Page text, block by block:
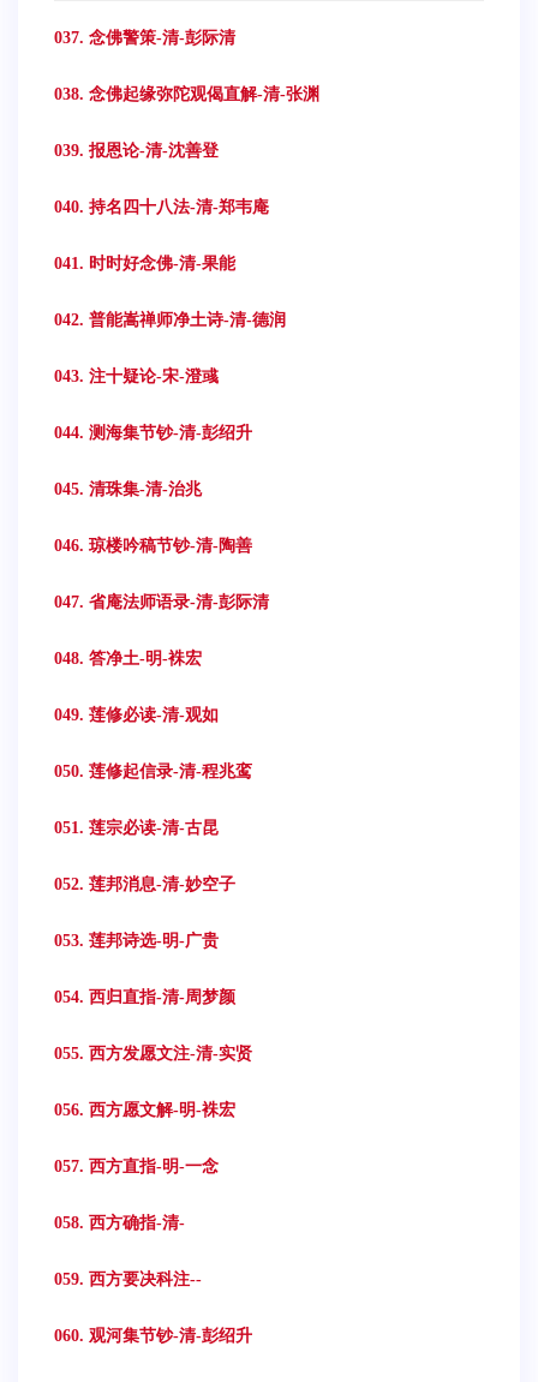
037. 念佛警策-清-彭际清
038. 念佛起缘弥陀观偈直解-清-张渊
039. 报恩论-清-沈善登
040. 持名四十八法-清-郑韦庵
041. 时时好念佛-清-果能
042. 普能嵩禅师净土诗-清-德润
043. 注十疑论-宋-澄彧
044. 测海集节钞-清-彭绍升
045. 清珠集-清-治兆
046. 琼楼吟稿节钞-清-陶善
047. 省庵法师语录-清-彭际清
048. 答净土-明-袾宏
049. 莲修必读-清-观如
050. 莲修起信录-清-程兆鸾
051. 莲宗必读-清-古昆
052. 莲邦消息-清-妙空子
053. 莲邦诗选-明-广贵
054. 西归直指-清-周梦颜
055. 西方发愿文注-清-实贤
056. 西方愿文解-明-袾宏
057. 西方直指-明-一念
058. 西方确指-清-
059. 西方要决科注--
060. 观河集节钞-清-彭绍升